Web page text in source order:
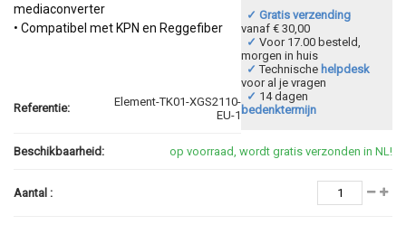
mediaconverter
• Compatibel met KPN en Reggefiber
✓ Gratis verzending
vanaf € 30,00
✓ Voor 17.00 besteld,
morgen in huis
✓ Technische helpdesk
voor al je vragen
✓ 14 dagen
bedenktermijn
Referentie:
Element-TK01-XGS2110-
EU-1
Beschikbaarheid: op voorraad, wordt gratis verzonden in NL!
Aantal :